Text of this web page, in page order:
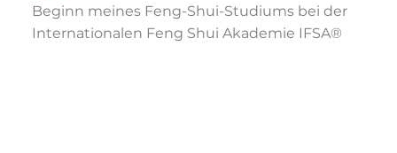
Beginn meines Feng-Shui-Studiums bei der
Internationalen Feng Shui Akademie IFSA®